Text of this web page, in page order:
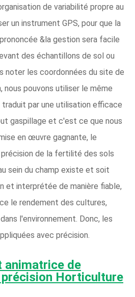
de variabilité propre au
un instrument GPS, pour que la
&la gestion sera facile
des échantillons de sol ou
noter les coordonnées du site de
nous pouvons utiliser le même
traduit par une utilisation efficace
gaspillage et c'est ce que nous
en œuvre gagnante, le
de la fertilité des sols
sein du champ existe et soit
et interprétée de manière fiable,
le rendement des cultures,
l'environnement. Donc, les
avec précision.
animatrice de
précision Horticulture